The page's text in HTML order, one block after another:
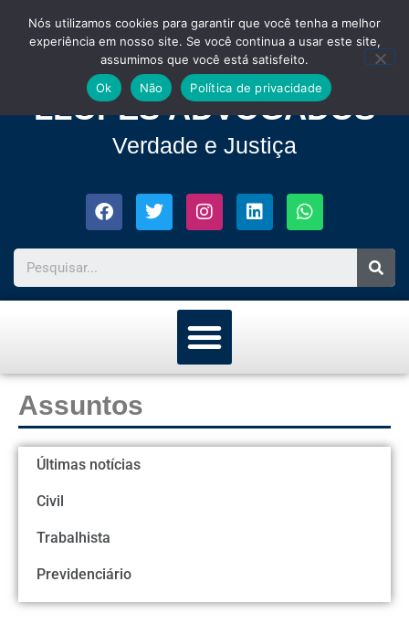
LLOPES ADVOGADOS
Verdade e Justiça
Assuntos
Últimas notícias
Civil
Trabalhista
Previdenciário
Nós utilizamos cookies para garantir que você tenha a melhor
experiência em nosso site. Se você continua a usar este site,
assumimos que você está satisfeito.
Ok
Não Política de privacidade